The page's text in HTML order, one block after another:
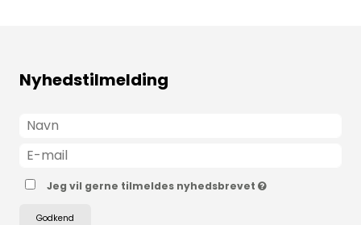
Nyhedstilmelding
Jeg vil gerne tilmeldes nyhedsbrevet
Godkend